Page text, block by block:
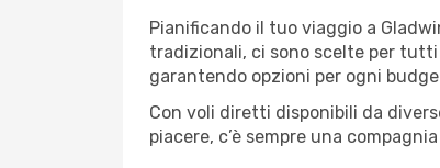
Pianificando il tuo viaggio a
tradizionali, ci sono scelte per tutti
garantendo opzioni per ogni
Con voli diretti disponibili da
piacere, c’è sempre una